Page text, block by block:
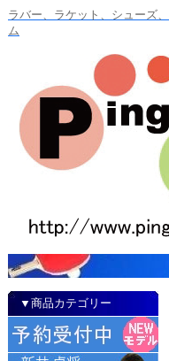
ラバー、ラケット、シューズ
ム
▼商品カテゴリー